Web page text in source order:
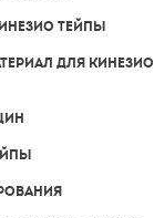
тейпы
для кинезио